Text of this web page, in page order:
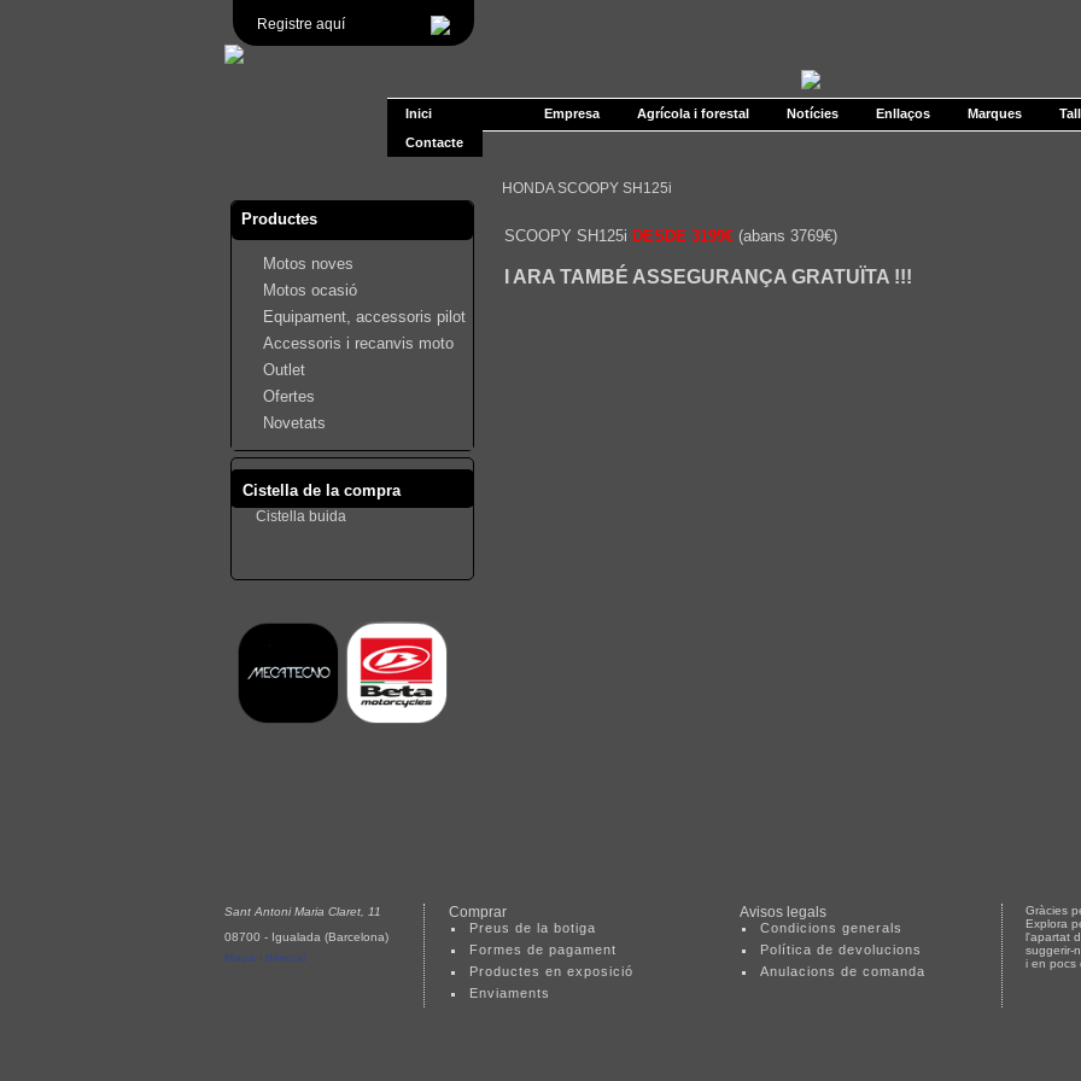
Registre aquí
Inici Empresa Agrícola i forestal Notícies Enllaços Marques
Contacte
Productes
Motos noves
Motos ocasió
Equipament, accessoris pilot
Accessoris i recanvis moto
Outlet
Ofertes
Novetats
Cistella de la compra
Cistella buida
HONDA SCOOPY SH125i
SCOOPY SH125i DESDE 3199€ (abans 3769€)
I ARA TAMBÉ ASSEGURANÇA GRATUÏTA !!!
Sant Antoni Maria Claret, 11
08700 - Igualada (Barcelona)
Mapa i direcció
Comprar
Preus de la botiga
Formes de pagament
Productes en exposició
Enviaments
Avisos legals
Condicions generals
Política de devolucions
Anulacions de comanda
Gràcies
Explora
l'apartat
suggerir-
i en pocs